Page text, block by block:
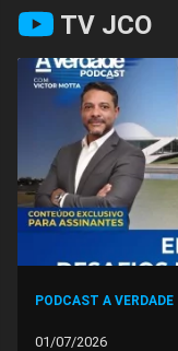
no
Facebook
no
TV JCO
PODCAST A VERDADE
01/07/2026